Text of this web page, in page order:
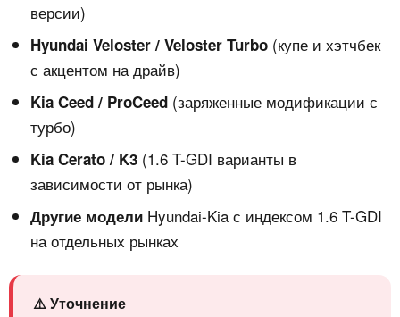
версии)
Hyundai Veloster / Veloster Turbo (купе и хэтчбек
с акцентом на драйв)
Kia Ceed / ProCeed (заряженные модификации с
турбо)
Kia Cerato / K3 (1.6 T-GDI варианты в
зависимости от рынка)
Другие модели Hyundai-Kia с индексом 1.6 T-GDI
на отдельных рынках
⚠️ Уточнение